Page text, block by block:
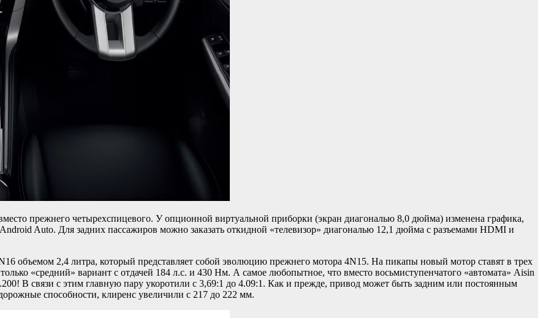
прежнего четырехспицевого. У опционной виртуальной приборки (экран диагональю 8,0 дюйма) изменена графика,
Auto. Для задних пассажиров можно заказать откидной «телевизор» диагональю 12,1 дюйма с разъемами HDMI и
объемом 2,4 литра, который представляет собой эволюцию прежнего мотора 4N15. На пикапы новый мотор ставят в трех
«средний» вариант с отдачей 184 л.с. и 430 Нм. А самое любопытное, что вместо восьмиступенчатого «автомата» Aisin
В связи с этим главную пару укоротили с 3,69:1 до 4.09:1. Как и прежде, привод может быть задним или постоянным
способности, клиренс увеличили с 217 до 222 мм.